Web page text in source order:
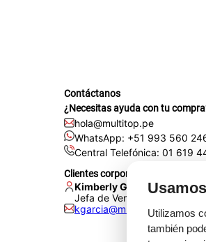
Utilizamos
también
Contáctanos
¿Necesitas ayuda con tu
hola@multitop.pe
WhatsApp: +51 993 560
Central Telefónica: 01 619
Clientes corporativos
Kimberly Garcia
Jefa de Ventas Empresas
kgarcia@multitop.pe